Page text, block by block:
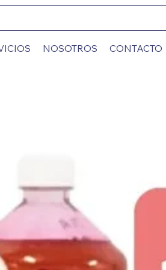
NOSOTROS CONTACTO